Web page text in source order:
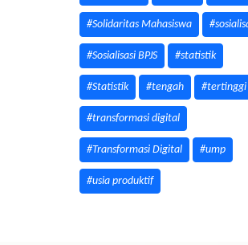
#Solidaritas Mahasiswa
#Sosialisasi BPJS #statistik
#Statistik #tengah #tertinggi
#transformasi digital
#Transformasi Digital #ump
#usia produktif